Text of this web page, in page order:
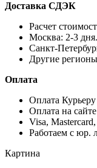
Доставка СДЭК
Расчет
Москва: 2-3
Санкт-
Другие
Оплата
Оплата
Оплата на
Visa,
Работаем с юр.
Картина